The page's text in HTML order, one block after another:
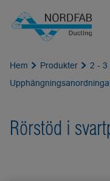
Hem Produkter
2 - 3
Rörstöd i